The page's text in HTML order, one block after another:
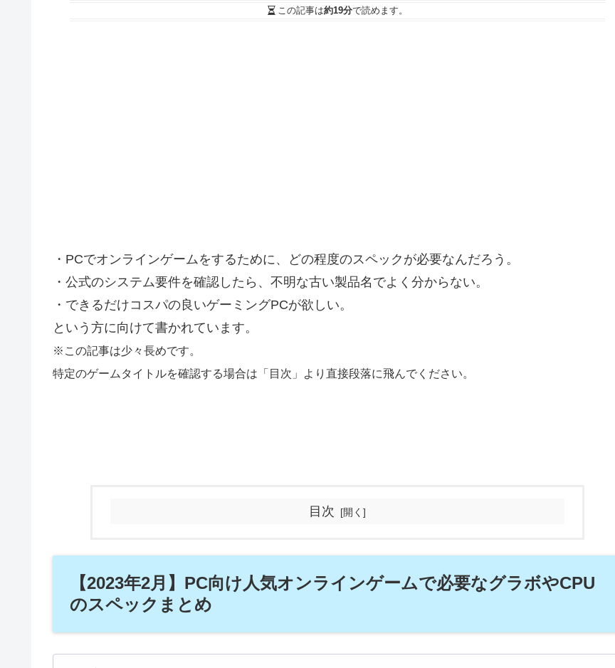
この記事は約19分で読めます。
・PCでオンラインゲームをするために、どの程度のスペックが必要なんだろう。
・公式のシステム要件を確認したら、不明な古い製品名でよく分からない。
・できるだけコスパの良いゲーミングPCが欲しい。
という方に向けて書かれています。
※この記事は少々長めです。
特定のゲームタイトルを確認する場合は「目次」より直接段落に飛んでください。
目次
【2023年2月】PC向け人気オンラインゲームで必要なグラボやCPU
のスペックまとめ